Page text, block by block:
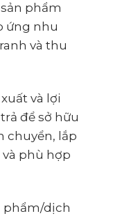
phẩm
ứng nhu
và thu
và lợi
để sở hữu
chuyển, lắp
phù hợp
phẩm/dịch